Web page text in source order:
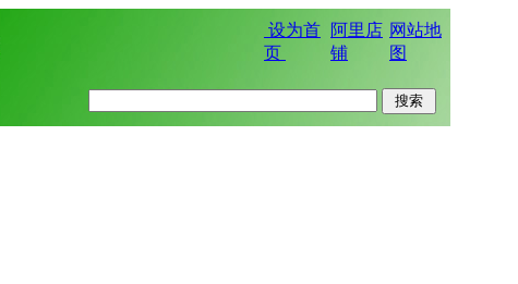
设为首
页
阿里店
铺
网站地
图